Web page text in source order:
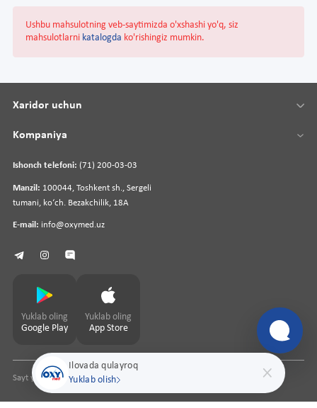
Ushbu mahsulotning veb-saytimizda o'xshashi yo'q, siz
mahsulotlarni katalogda ko'rishingiz mumkin.
Ilovada qulayroq
Yuklab olish
Ishonch telefoni: (71) 200-03-03
Manzil: 100044, Toshkent sh., Sergeli
tumani, koʻch. Bezakchilik, 18A
E-mail: info@oxymed.uz
Xaridor uchun
Kompaniya
Yuklab oling
Google Play
Yuklab oling
App Store
Sayt yaratuvchipharmit.uz